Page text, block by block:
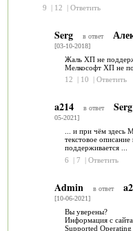
9
| 12 | Ответить
Serg в ответ
[03-10-2018]
Жаль ХП не
Мелкософт ХП не
12
| 10 | Ответить
a214 в ответ Serg
05-2021]
... и при чём здесь
текстовое
поддерживается ...
6
| 7 | Ответить
Admin в ответ
[10-06-2021]
Вы уверены?
Информация с
Supported Operating